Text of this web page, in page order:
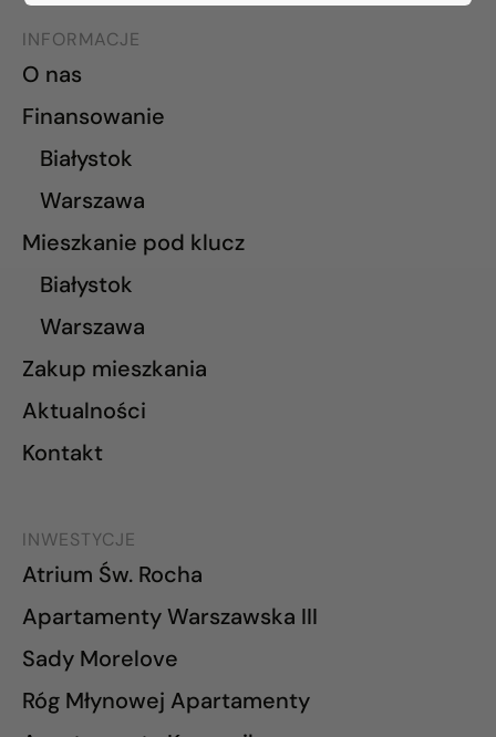
INFORMACJE
O nas
Finansowanie
Białystok
Warszawa
Mieszkanie pod klucz
Białystok
Warszawa
Zakup mieszkania
Aktualności
Kontakt
INWESTYCJE
Atrium Św. Rocha
Apartamenty Warszawska III
Sady Morelove
Róg Młynowej Apartamenty